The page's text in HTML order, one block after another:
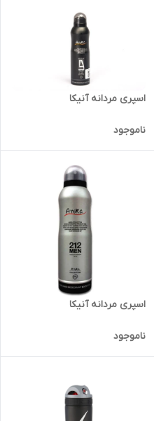
اسپری مردانه آنیکا
ناموجود
اسپری مردانه آنیکا
ناموجود